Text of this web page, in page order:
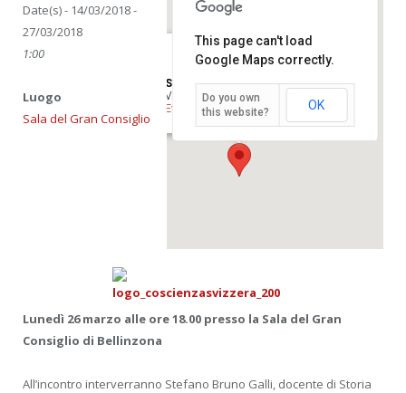
Sala del Gran Consiglio
Via Claudio Pellandini - Bellinzona
Eventi
This page can't load
Google Maps correctly.
Do you own
this website?
OK
Date(s) - 14/03/2018 -
27/03/2018
1:00
Luogo
Sala del Gran Consiglio
Lunedì 26 marzo alle ore 18.00 presso la Sala del Gran
Consiglio di Bellinzona
All’incontro interverranno Stefano Bruno Galli, docente di Storia